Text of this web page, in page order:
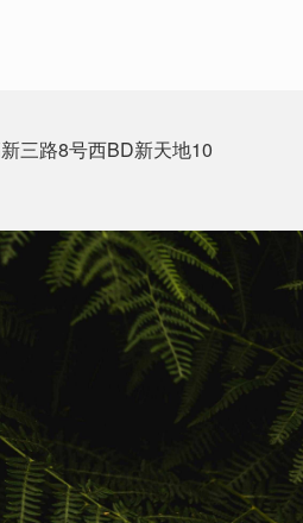
三路8号西BD新天地10